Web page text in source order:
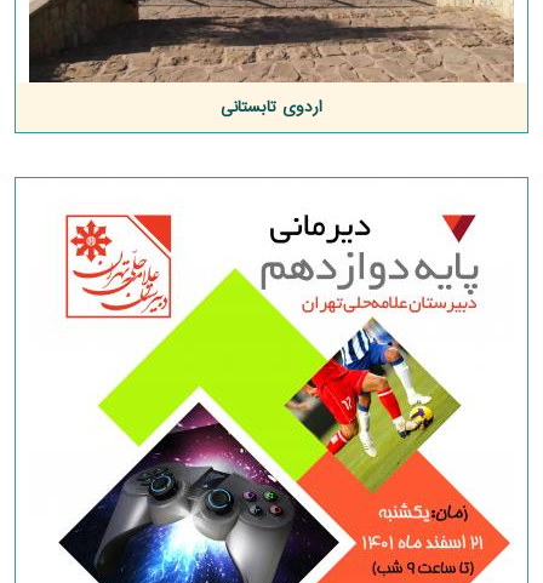
اردوی تابستانی